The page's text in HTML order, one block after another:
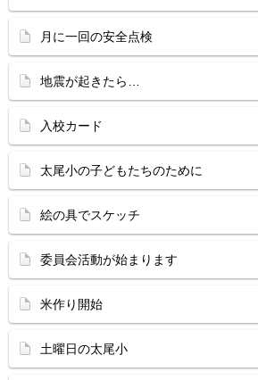
月に一回の安全点検
地震が起きたら…
入校カード
太尾小の子どもたちのために
絵の具でスケッチ
委員会活動が始まります
米作り開始
土曜日の太尾小